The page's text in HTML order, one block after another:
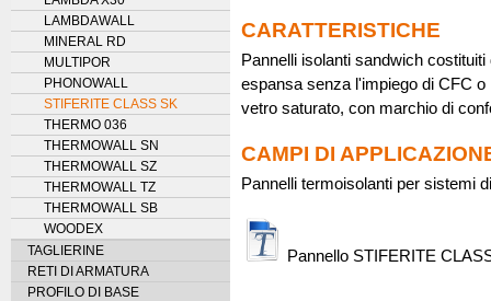
CARATTERISTICHE
Pannelli isolanti sandwich
espansa senza l'impiego di CFC
vetro saturato, con marchio di
CAMPI DI
Pannelli termoisolanti per sistemi
Pannello STIFERITE
LAMBDAWALL
MINERAL RD
MULTIPOR
PHONOWALL
STIFERITE CLASS SK
THERMO 036
THERMOWALL SN
THERMOWALL SZ
THERMOWALL TZ
THERMOWALL SB
WOODEX
TAGLIERINE
RETI DI ARMATURA
PROFILO DI BASE